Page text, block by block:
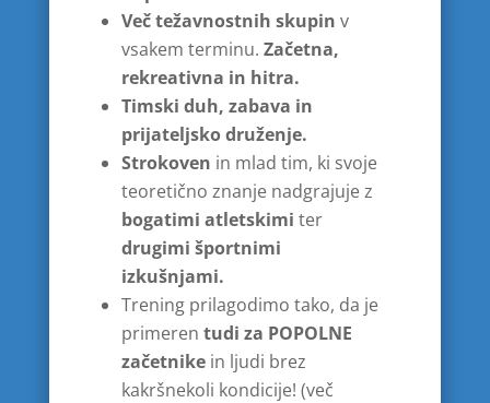
Več težavnostnih skupin v
vsakem terminu. Začetna,
rekreativna in hitra.
Timski duh, zabava in
prijateljsko druženje.
Strokoven in mlad tim, ki svoje
teoretično znanje nadgrajuje z
bogatimi atletskimi ter
drugimi športnimi
izkušnjami.
Trening prilagodimo tako, da je
primeren tudi za POPOLNE
začetnikein ljudi brez
kakršnekoli kondicije! (več